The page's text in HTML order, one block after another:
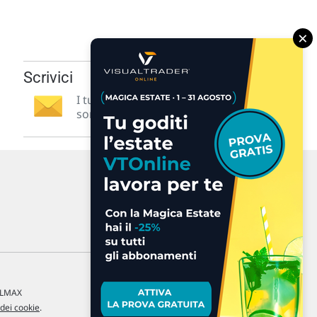
Scrivici
I tuoi suggerimenti per noi
sono preziosi e molto utili! »
cookie.
×